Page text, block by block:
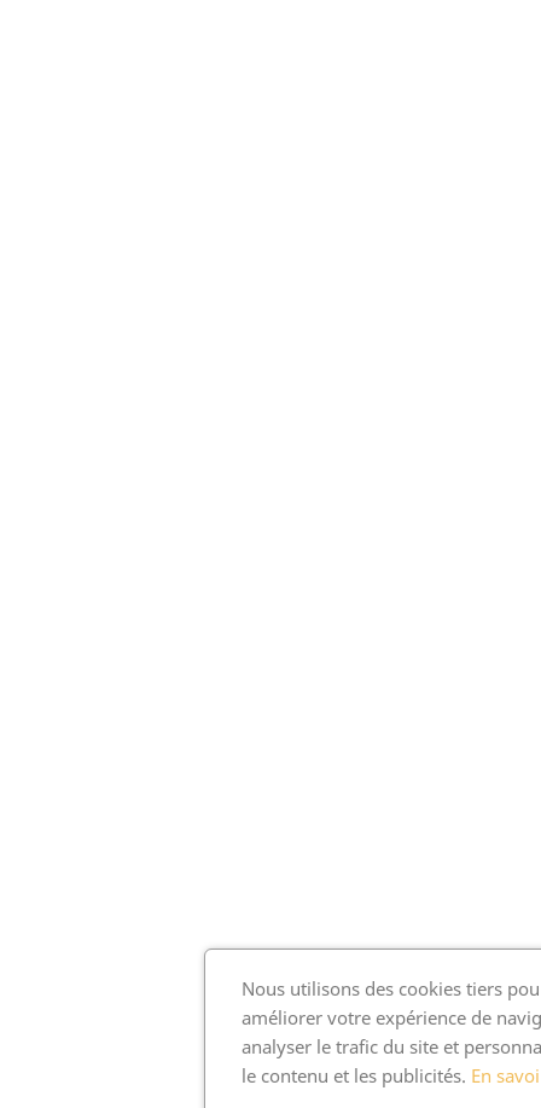
Nous utilisons des cookies tiers
améliorer votre expérience de
analyser le trafic du site et
le contenu et les publicités. En